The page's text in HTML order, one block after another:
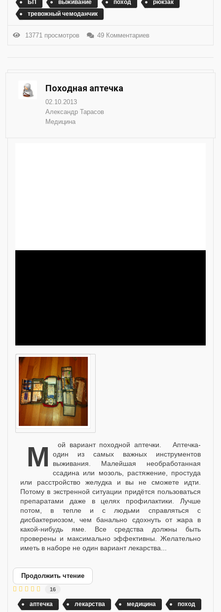
БП выживание поход
рюкзак
тревожный чемоданчик
13771 просмотров 49 Комментариев
Походная аптечка
02.10.2013
Александр Тарасов
Медицина
Мой вариант походной аптечки. Аптечка-
один из самых важных инструментов
выживания. Малейшая необработанная
ссадина или мозоль, растяжение, простуда
или расстройство желудка и вы не сможете идти.
Потому в экстренной ситуации придётся пользоваться
препаратами даже в целях профилактики. Лучше
потом, в тепле и с людьми справляться с
дисбактериозом, чем банально сдохнуть от жара в
какой-нибудь яме. Все средства должны быть
проверены и максимально эффективны. Желательно
иметь в наборе не один вариант лекарства...
Продолжить чтение
16
аптечка лекарства медицина поход